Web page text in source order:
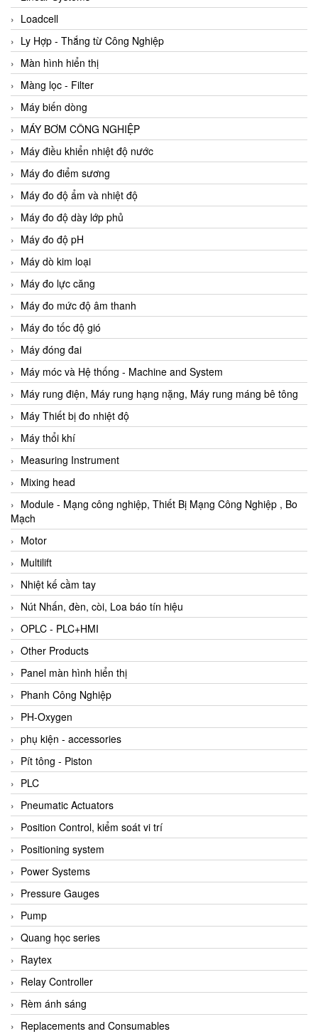
Loadcell
Ly Hợp - Thắng từ Công Nghiệp
Màn hình hiển thị
Màng lọc - Filter
Máy biến dòng
MÁY BƠM CÔNG NGHIỆP
Máy điều khiển nhiệt độ nước
Máy đo điểm sương
Máy đo độ ẩm và nhiệt độ
Máy đo độ dày lớp phủ
Máy đo độ pH
Máy dò kim loại
Máy đo lực căng
Máy đo mức độ âm thanh
Máy đo tốc độ gió
Máy đóng đai
Máy móc và Hệ thống - Machine and System
Máy rung điện, Máy rung hạng nặng, Máy rung máng bê tông
Máy Thiết bị đo nhiệt độ
Máy thổi khí
Measuring Instrument
Mixing head
Module - Mạng công nghiệp, Thiết Bị Mạng Công Nghiệp , Bo
Mạch
Motor
Multilift
Nhiệt kế cầm tay
Nút Nhấn, đèn, còi, Loa báo tín hiệu
OPLC - PLC+HMI
Other Products
Panel màn hình hiển thị
Phanh Công Nghiệp
PH-Oxygen
phụ kiện - accessories
Pít tông - Piston
PLC
Pneumatic Actuators
Position Control, kiểm soát vi trí
Positioning system
Power Systems
Pressure Gauges
Pump
Quang học series
Raytex
Relay Controller
Rèm ánh sáng
Replacements and Consumables